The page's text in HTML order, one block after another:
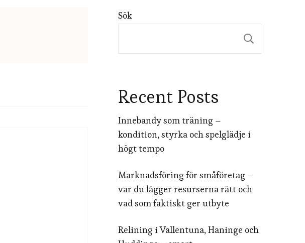
Sök
Recent Posts
Innebandy som träning –
kondition, styrka och spelglädje i
högt tempo
Marknadsföring för småföretag –
var du lägger resurserna rätt och
vad som faktiskt ger utbyte
Relining i Vallentuna, Haninge och